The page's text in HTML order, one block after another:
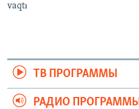
vaqtı
ТВ ПРОГРАММЫ
РАДИО ПРОГРАММЫ